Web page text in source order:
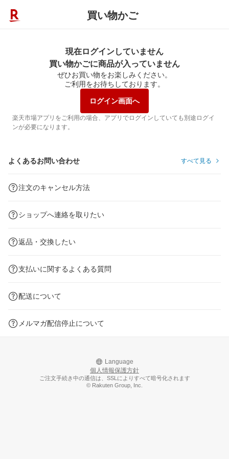
買い物かご
現在ログインしていません
買い物かごに商品が入っていません
ぜひお買い物をお楽しみください。
ご利用をお待ちしております。
ログイン画面へ
楽天市場アプリをご利用の場合、アプリでログインしていても別途ログイ
ンが必要になります。
よくあるお問い合わせ すべて見る
注文のキャンセル方法
ショップへ連絡を取りたい
返品・交換したい
支払いに関するよくある質問
配送について
メルマガ配信停止について
Language
個人情報保護方針
ご注文手続き中の通信は、SSLによりすべて暗号化されます
© Rakuten Group, Inc.